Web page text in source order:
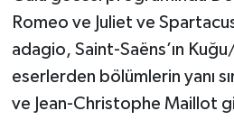
Romeo ve Juliet ve
adagio, Saint-Saëns’ın
eserlerden bölümlerin yanı
ve Jean-Christophe Maillot